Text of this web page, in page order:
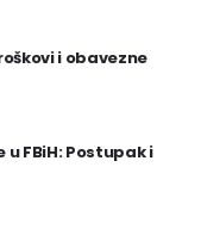
i obavezne
FBiH: Postupak i